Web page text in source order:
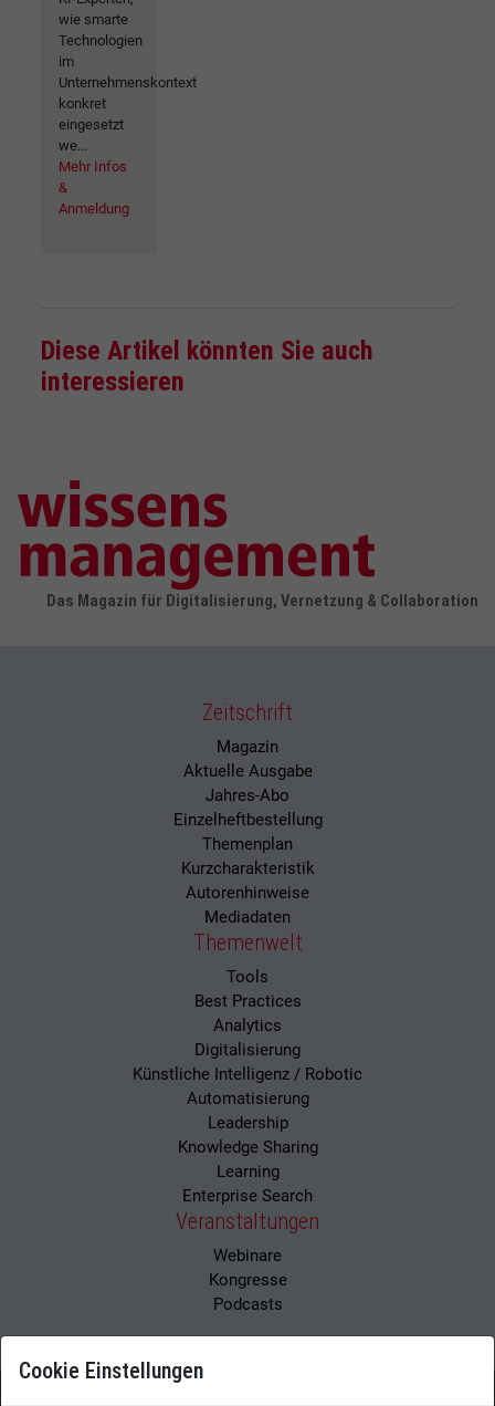
wie smarte
Technologien
im
Unternehmenskontext
konkret
eingesetzt
we...
Mehr Infos
&
Anmeldung
Diese Artikel könnten Sie auch
interessieren
Das Magazin für Digitalisierung, Vernetzung & Collaboration
Zeitschrift
Magazin
Aktuelle Ausgabe
Jahres-Abo
Einzelheftbestellung
Themenplan
Kurzcharakteristik
Autorenhinweise
Mediadaten
Themenwelt
Tools
Best Practices
Analytics
Digitalisierung
Künstliche Intelligenz / Robotic
Automatisierung
Leadership
Knowledge Sharing
Learning
Enterprise Search
Veranstaltungen
Webinare
Kongresse
Podcasts
Cookie Einstellungen